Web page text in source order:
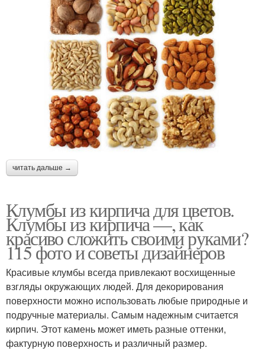
читать дальше →
Клумбы из кирпича для цветов.
Клумбы из кирпича —, как
красиво сложить своими руками?
115 фото и советы дизайнеров
Красивые клумбы всегда привлекают восхищенные
взгляды окружающих людей. Для декорирования
поверхности можно использовать любые природные и
подручные материалы. Самым надежным считается
кирпич. Этот камень может иметь разные оттенки,
фактурную поверхность и различный размер.